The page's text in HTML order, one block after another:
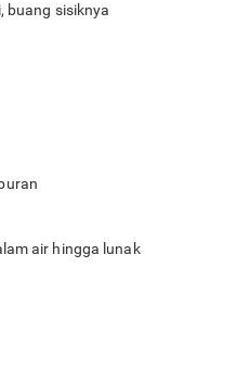
buang sisiknya
air hingga lunak